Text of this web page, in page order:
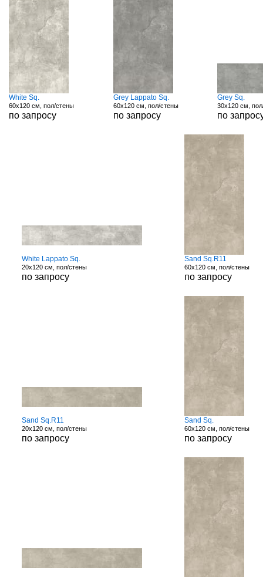
White Sq.
60x120 см, пол/стены
по запросу
Grey Lappato Sq.
60x120 см, пол/стены
по запросу
Grey Sq.
30x120 см,
по
White Lappato Sq.
20x120 см, пол/стены
по запросу
Sand Sq.R11
60x120 см, пол/стены
по запросу
Sand Sq.R11
20x120 см, пол/стены
по запросу
Sand Sq.
60x120 см, пол/стены
по запросу